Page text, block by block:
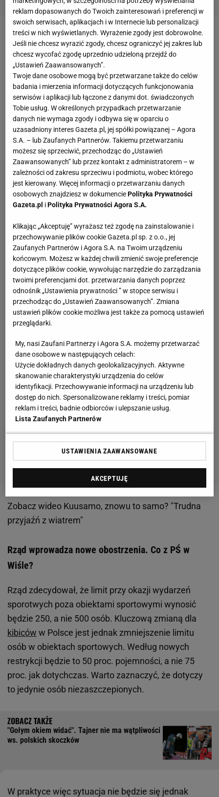
Polskazmaga się z czwartą falą koronawirusa.
Mimo wprowadzenia szczepień liczba zachorowań
oraz śmierci utrzymuje się na wysokim poziomie.
Dodatkowo na świecie pojawił się nowy wariant
koronawirusa - omikron. W związku z tym rząd
poinformował o wprowadzeniu nowych obostrzeń,
które będą obowiązywać od 1 do 17 grudnia. Część
z nich dotyczy wydarzeńsportowych.
Zobacz wideo Kuusamo, znowu to samo? "Trudna
przyjaźń z wiatrem"
Rząd wprowadza nowe obostrzenia. Co z PŚ w
Wiśle?
Rząd zdecydował, że limit przy okazji wydarzeń
sporotwych poza obiektami sportowymi wynosić
będzie 250, a nie 500 osób. Kluczową zmianą dla
kibiców w Polsce jest jednak zmniejszenie limitu
osób w obiektach sportowych. Według nowych
restrykcji będzie to 50 proc. pojemności, a nie 75
proc. jak dotychczas. Warto zaznaczyć, że dotyczy
to jedynie osób niezaszczepionych.
"Gołym okiem widać". Tajner nie ma wątpliwości
ws. polskich skoczków
W praktyce więc sytuacja nie będzie się jednak
reklam dopasowanych do Twoich zainteresowań i preferencji w
swoich serwisach, aplikacjach i w Internecie lub personalizacji
treści w nich wyświetlanych. Wyrażenie zgody jest dobrowolne.
Jeśli nie chcesz wyrazić zgody, chcesz ograniczyć jej zakres lub
chcesz wycofać zgodę uprzednio udzieloną przejdź do
„Ustawień Zaawansowanych”.
Twoje dane osobowe mogą być przetwarzane także do celów
badania i mierzenia informacji dotyczących funkcjonowania
serwisów i aplikacji lub łączone z danymi dot. świadczonych
Tobie usług. W określonych przypadkach przetwarzanie
danych nie wymaga zgody i odbywa się w oparciu o
uzasadniony interes Gazeta.pl, jej spółki powiązanej – Agora
S.A. – lub Zaufanych Partnerów. Takiemu przetwarzaniu
możesz się sprzeciwić, przechodząc do „Ustawień
Zaawansowanych” lub przez kontakt z administratorem – w
zależności od zakresu sprzeciwu i podmiotu, wobec którego
jest kierowany. Więcej informacji o przetwarzaniu danych
osobowych znajdziesz w dokumenciePolityka Prywatności
Gazeta.pl iPolityka Prywatności Agora S.A.
Klikając „Akceptuję” wyrażasz też zgodę na zainstalowanie i
przechowywanie plików cookie Gazeta.pl sp. z o.o., jej
Zaufanych Partnerów i Agora S.A. na Twoim urządzeniu
końcowym. Możesz w każdej chwili zmienić swoje preferencje
dotyczące plików cookie, wywołując narzędzie do zarządzania
twoimi preferencjami dot. przetwarzania danych poprzez
odnośnik „Ustawienia prywatności ” w stopce serwisu i
przechodząc do „Ustawień Zaawansowanych”. Zmiana
ustawień plików cookie możliwa jest także za pomocą ustawień
przeglądarki.
My, nasi Zaufani Partnerzy i Agora S.A. możemy przetwarzać
dane osobowe w następujących celach:
Użycie dokładnych danych geolokalizacyjnych. Aktywne
skanowanie charakterystyki urządzenia do celów
identyfikacji. Przechowywanie informacji na urządzeniu lub
dostęp do nich. Spersonalizowane reklamy i treści, pomiar
reklam i treści, badnie odbiorców i ulepszanie usług.
Lista Zaufanych Partnerów
USTAWIENIA ZAAWANSOWANE
AKCEPTUJĘ